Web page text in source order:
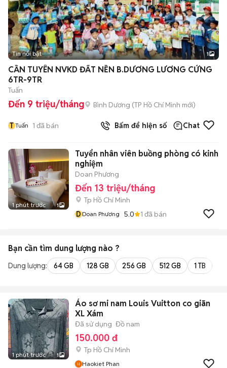
Tin nổi bật 1
CẦN TUYÊN NVKD ĐẤT NỀN B.DƯƠNG LƯƠNG CỨNG
6TR-9TR
Tuấn
Đến 9 triệu/tháng Bình Dương (TP Hồ Chí Minh mới)
T Tuấn 1 đã bán Bấm để hiện số Chat
1 phút trước 1
Tuyển nhân viên buồng phòng có kinh
nghiệm
Doan Phương
Đến 13 triệu/tháng
Tp Hồ Chí Minh
DDoan Phương 5.0 1 đã bán
Bạn cần tìm dung lượng nào ?
Dung lượng: 64 GB 128 GB 256 GB 512 GB 1 TB
1 phút trước 1
Áo sơ mi nam Louis Vuitton co giãn
XL Xám
Đã sử dụng Đồ nam
150.000 đ
Tp Hồ Chí Minh
Haokiet Phan